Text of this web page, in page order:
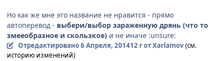
Но как же мне это название не нравится - прямо
автоперевод - выбери/выбор зараженную дрянь (что то
змееобразное и скользкое) и не иначе :unsure:
Отредактировано6 Апреля, 201412 гот Xarlamov(см.
историю изменений)